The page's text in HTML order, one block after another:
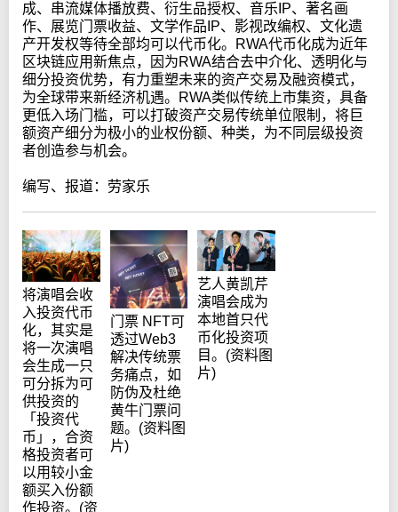
成、串流媒体播放费、衍生品授权、音乐IP、著名画
作、展览门票收益、文学作品IP、影视改编权、文化遗
产开发权等待全部均可以代币化。RWA代币化成为近年
区块链应用新焦点，因为RWA结合去中介化、透明化与
细分投资优势，有力重塑未来的资产交易及融资模式，
为全球带来新经济机遇。RWA类似传统上市集资，具备
更低入场门槛，可以打破资产交易传统单位限制，将巨
额资产细分为极小的业权份额、种类，为不同层级投资
者创造参与机会。
编写、报道：劳家乐
将演唱会收
入投资代币
化，其实是
将一次演唱
会生成一只
可分拆为可
供投资的
「投资代
币」，合资
格投资者可
以用较小金
额买入份额
作投资。(资
门票 NFT可
透过Web3
解决传统票
务痛点，如
防伪及杜绝
黄牛门票问
题。(资料图
片)
艺人黄凯芹
演唱会成为
本地首只代
币化投资项
目。(资料图
片)